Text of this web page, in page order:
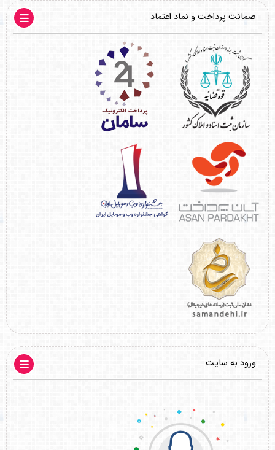
ضمانت پرداخت و نماد اعتماد
ورود به سایت